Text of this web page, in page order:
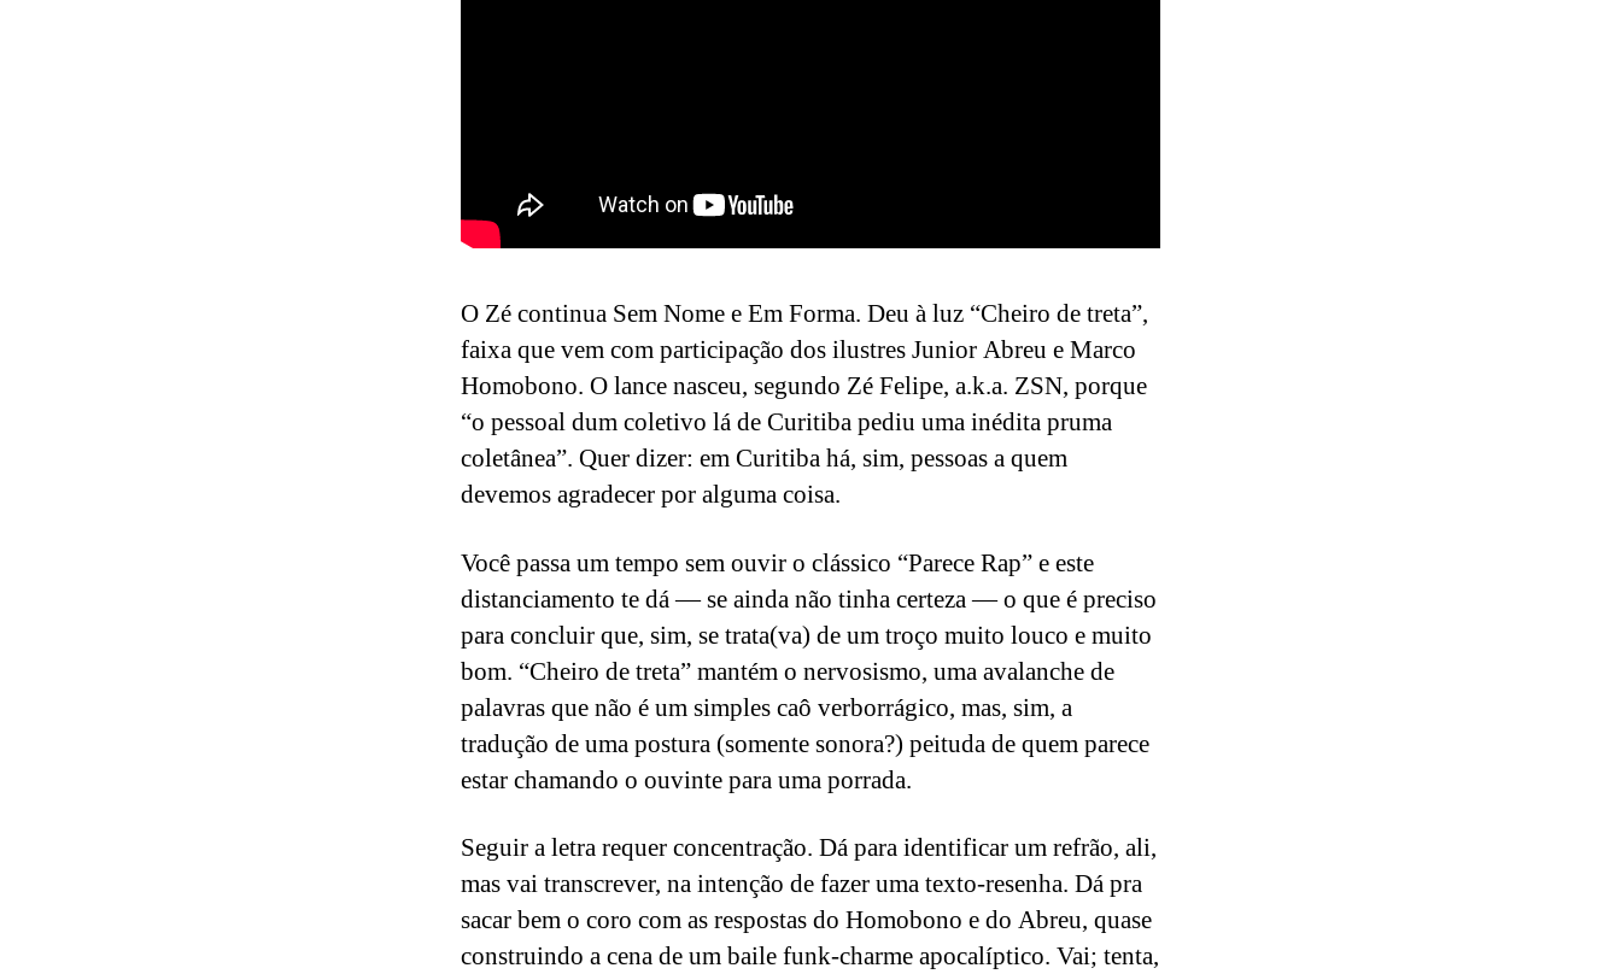
O Zé continua Sem Nome e Em Forma. Deu à luz “Cheiro de treta”,
faixa que vem com participação dos ilustres Junior Abreu e Marco
Homobono. O lance nasceu, segundo Zé Felipe, a.k.a. ZSN, porque
“o pessoal dum coletivo lá de Curitiba pediu uma inédita pruma
coletânea”. Quer dizer: em Curitiba há, sim, pessoas a quem
devemos agradecer por alguma coisa.
Você passa um tempo sem ouvir o clássico “Parece Rap” e este
distanciamento te dá — se ainda não tinha certeza — o que é preciso
para concluir que, sim, se trata(va) de um troço muito louco e muito
bom. “Cheiro de treta” mantém o nervosismo, uma avalanche de
palavras que não é um simples caô verborrágico, mas, sim, a
tradução de uma postura (somente sonora?) peituda de quem parece
estar chamando o ouvinte para uma porrada.
Seguir a letra requer concentração. Dá para identificar um refrão, ali,
mas vai transcrever, na intenção de fazer uma texto-resenha. Dá pra
sacar bem o coro com as respostas do Homobono e do Abreu, quase
construindo a cena de um baile funk-charme apocalíptico. Vai; tenta,